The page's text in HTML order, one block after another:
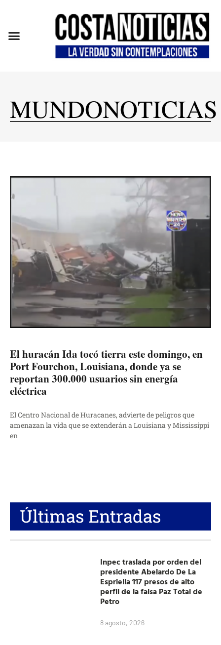
MUNDONOTICIAS
El huracán Ida tocó tierra este domingo, en
Port Fourchon, Louisiana, donde ya se
reportan 300.000 usuarios sin energía
eléctrica
El Centro Nacional de Huracanes, advierte de peligros que
amenazan la vida que se extenderán a Louisiana y Mississippi
en
Últimas Entradas
Inpec traslada por orden del
presidente Abelardo De La
Espriella 117 presos de alto
perfil de la falsa Paz Total de
Petro
8 agosto, 2026